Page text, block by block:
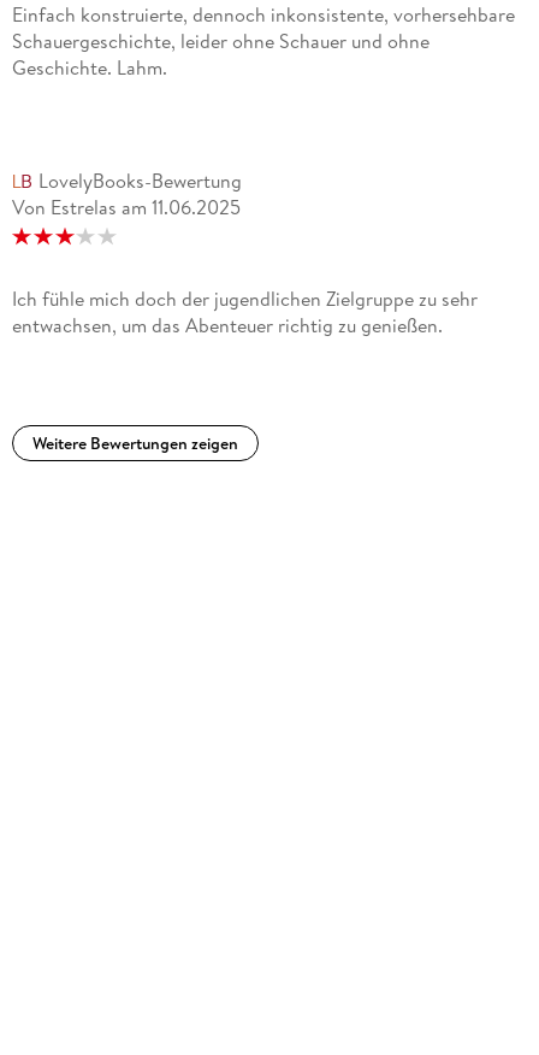
Einfach konstruierte, dennoch inkonsistente, vorhersehbare
Schauergeschichte, leider ohne Schauer und ohne
Geschichte. Lahm.
LovelyBooks-Bewertung
Von Estrelas am 11.06.2025
Ich fühle mich doch der jugendlichen Zielgruppe zu sehr
entwachsen, um das Abenteuer richtig zu genießen.
Weitere Bewertungen zeigen